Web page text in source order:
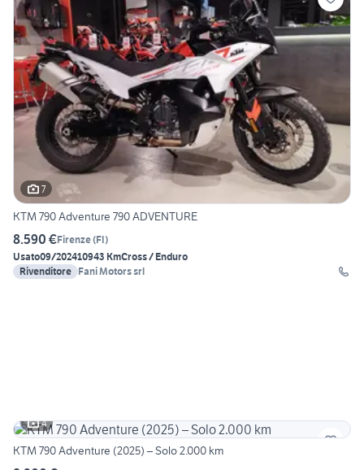
7
KTM 790 Adventure 790 ADVENTURE
8.590 €Firenze(FI)
Usato09/202410943 KmCross / Enduro
Rivenditore Fani Motors srl
4
KTM 790 Adventure (2025) – Solo 2.000 km